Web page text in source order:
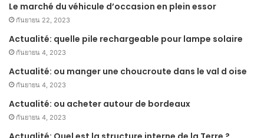
Le marché du véhicule d’occasion en plein essor
กันยายน 22, 2023
Actualité: quelle pile rechargeable pour lampe solaire
กันยายน 4, 2023
Actualité: ou manger une choucroute dans le val d oise
กันยายน 4, 2023
Actualité: ou acheter autour de bordeaux
กันยายน 4, 2023